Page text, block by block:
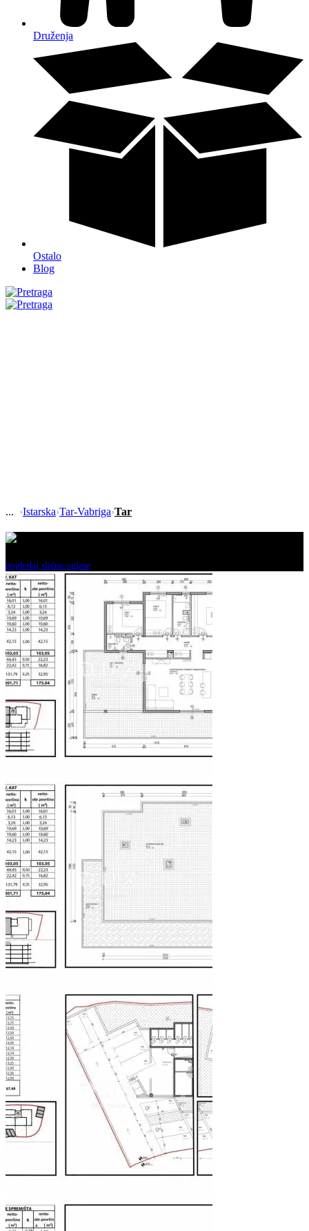
Druženja
Ostalo
Blog
›Istarska›Tar-Vabriga›Tar
pogledaj slične oglase